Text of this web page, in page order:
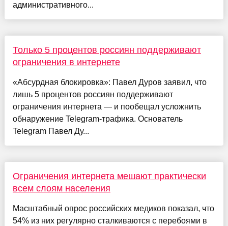
административного...
Только 5 процентов россиян поддерживают
ограничения в интернете
«Абсурдная блокировка»: Павел Дуров заявил, что
лишь 5 процентов россиян поддерживают
ограничения интернета — и пообещал усложнить
обнаружение Telegram-трафика. Основатель
Telegram Павел Ду...
Ограничения интернета мешают практически
всем слоям населения
Масштабный опрос российских медиков показал, что
54% из них регулярно сталкиваются с перебоями в